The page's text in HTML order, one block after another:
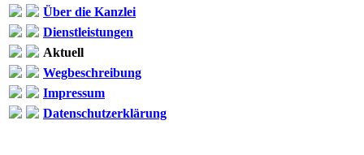
Über die Kanzlei
Dienstleistungen
Aktuell
Wegbeschreibung
Impressum
Datenschutzerklärung